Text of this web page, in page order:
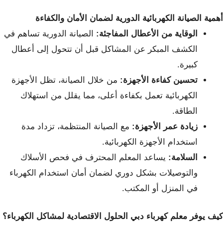
أهمية الصيانة الكهربائية الدورية لضمان الأمان والكفاءة
الوقاية من الأعطال المفاجئة: الصيانة الدورية تساهم في
الكشف المبكر عن المشاكل قبل أن تتحول إلى أعطال
كبيرة.
تحسين كفاءة الأجهزة: من خلال الصيانة، تظل الأجهزة
الكهربائية تعمل بكفاءة أعلى، مما يقلل من استهلاك
الطاقة.
زيادة عمر الأجهزة: مع الصيانة المنتظمة، تزداد مدة
استخدام الأجهزة الكهربائية.
السلامة: يساعد المعلم المحترف في فحص الأسلاك
والتوصيلات بشكل دوري لضمان أمان استخدام الكهرباء
في المنزل أو المكتب.
كيف يوفر معلم كهرباء دبي الحلول الاقتصادية لمشاكل الكهرباء؟